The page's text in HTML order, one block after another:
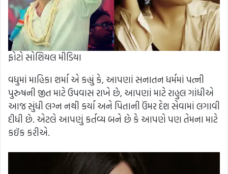
ફોટો સોશિયલ મીડિયા
વધુમાં માહિકા શર્મા એ કહ્યું કે, આપણાં સનાતન ધર્મમાં પત્ની
પુરુષની જીત માટે ઉપવાસ રાખે છે, આપણાં માટે રાહુલ ગાંધીએ
આજ સુંધી લગ્ન નથી કર્યા અને પિતાની ઉંમર દેશ સેવામાં લગાવી
દીધી છે. એટલે આપણું કર્તવ્ય બને છે કે આપણે પણ તેમના માટે
કઈંક કરીએ.